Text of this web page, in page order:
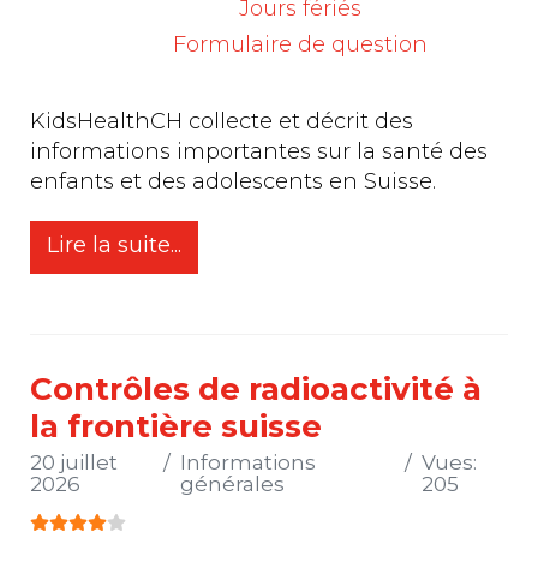
Jours fériés
Formulaire de question
KidsHealthCH collecte et décrit des
informations importantes sur la santé des
enfants et des adolescents en Suisse.
Lire la suite...
Contrôles de radioactivité à
la frontière suisse
Informations
générales
20 juillet
2026
Vues:
205
Vote utilisateur: